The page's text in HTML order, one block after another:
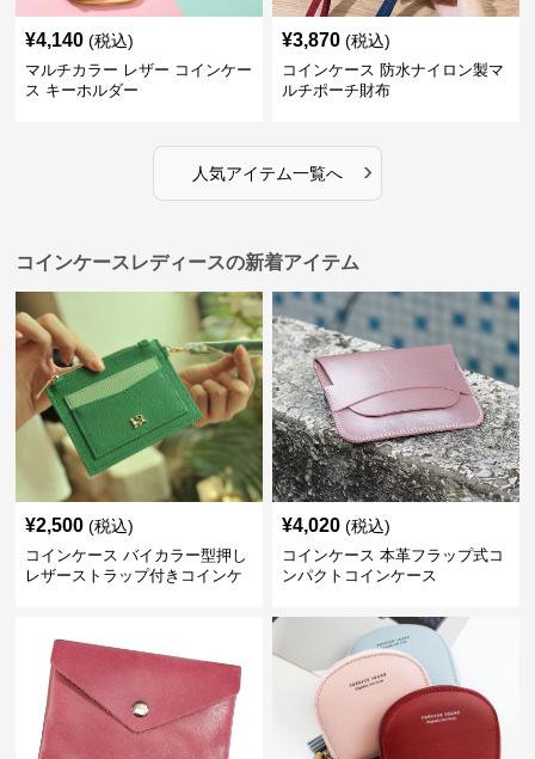
¥4,140 (税込)
マルチカラー レザー コインケー
ス キーホルダー
¥3,870 (税込)
コインケース 防水ナイロン製マ
ルチポーチ財布
人気アイテム一覧へ ›
コインケースレディースの新着アイテム
¥2,500 (税込)
コインケース バイカラー型押し
レザーストラップ付きコインケ
¥4,020 (税込)
コインケース 本革フラップ式コ
ンパクトコインケース